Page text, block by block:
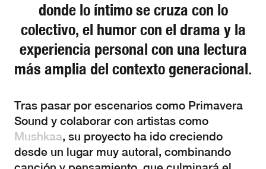
donde lo íntimo se cruza con lo
colectivo, el humor con el drama y la
experiencia personal con una lectura
más amplia del contexto generacional.
Tras pasar por escenarios como Primavera
Sound y colaborar con artistas como
Mushkaa, su proyecto ha ido creciendo
desde un lugar muy autoral, combinando